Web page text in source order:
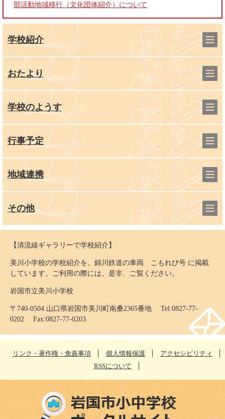
部活動地域移行（文化団体紹介）について
学校紹介
おたより
学校のようす
行事予定
地域連携
その他
【清流線ギャラリーで学校紹介】
美川小学校の学校紹介を、錦川鉄道の車両 こもれび号 に掲載
しています。ご利用の際には、是非、ご覧ください。
岩国市立美川小学校
〒740-0504 山口県岩国市美川町南桑2365番地 Tel:0827-77-
0202 Fax:0827-77-0203
リンク・著作権・免責事項 個人情報保護
アクセシビリティ
RSSについて